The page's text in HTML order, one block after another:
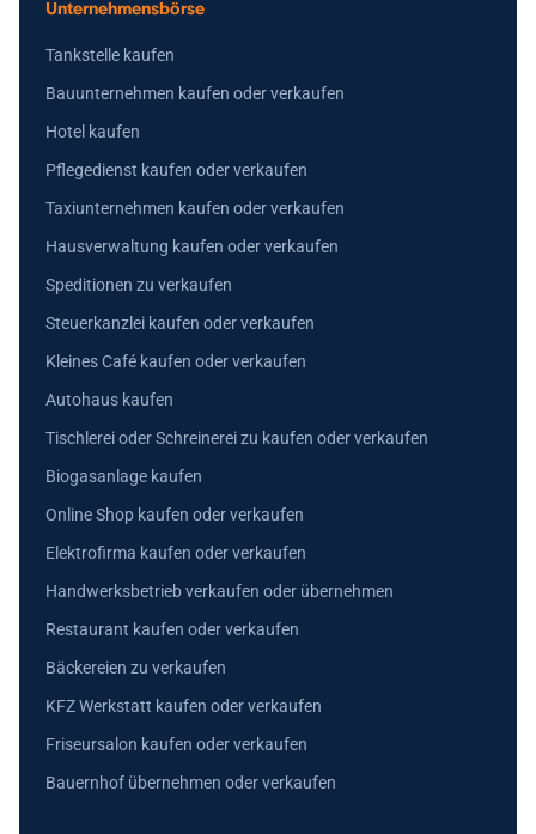
Unternehmensbörse
Tankstelle kaufen
Bauunternehmen kaufen oder verkaufen
Hotel kaufen
Pflegedienst kaufen oder verkaufen
Taxiunternehmen kaufen oder verkaufen
Hausverwaltung kaufen oder verkaufen
Speditionen zu verkaufen
Steuerkanzlei kaufen oder verkaufen
Kleines Café kaufen oder verkaufen
Autohaus kaufen
Tischlerei oder Schreinerei zu kaufen oder verkaufen
Biogasanlage kaufen
Online Shop kaufen oder verkaufen
Elektrofirma kaufen oder verkaufen
Handwerksbetrieb verkaufen oder übernehmen
Restaurant kaufen oder verkaufen
Bäckereien zu verkaufen
KFZ Werkstatt kaufen oder verkaufen
Friseursalon kaufen oder verkaufen
Bauernhof übernehmen oder verkaufen